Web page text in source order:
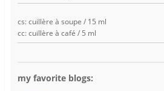
cs: cuillère à soupe / 15 ml
cc: cuillère à café / 5 ml
my favorite blogs: